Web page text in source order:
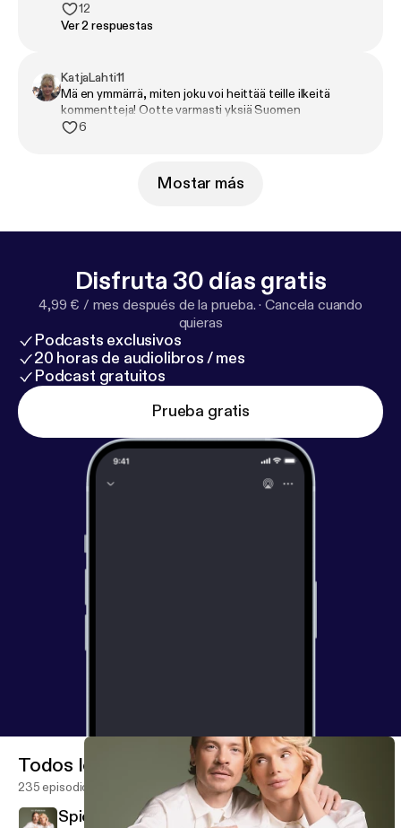
12
Ver 2 respuestas
KatjaLahti11
Mä en ymmärrä, miten joku voi heittää teille ilkeitä
kommentteja! Ootte varmasti yksiä Suomen
hauskimmista ja mukavimmista ihmisistä. Ootte tuoneet
podcastailua vielä pitkään. Ja onnea uudesta
juontohommasta! You guys rock! 🤘💪🥰
6
Mostar más
Disfruta 30 días gratis
4,99 € / mes después de la prueba. ·Cancela cuando
quieras
Podcasts exclusivos
20 horas de audiolibros / mes
Podcast gratuitos
Prueba gratis
Todos los episodios
235 episodios
Spicy QA extra